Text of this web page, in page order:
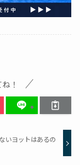
！
いヨットはあるの